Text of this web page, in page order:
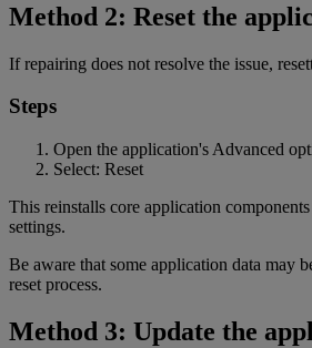
Method 2: Reset the
If repairing does not resolve the issue,
Steps
Open the application's Advanced
Select: Reset
This reinstalls core application
settings.
Be aware that some application data may
reset process.
Method 3: Update the